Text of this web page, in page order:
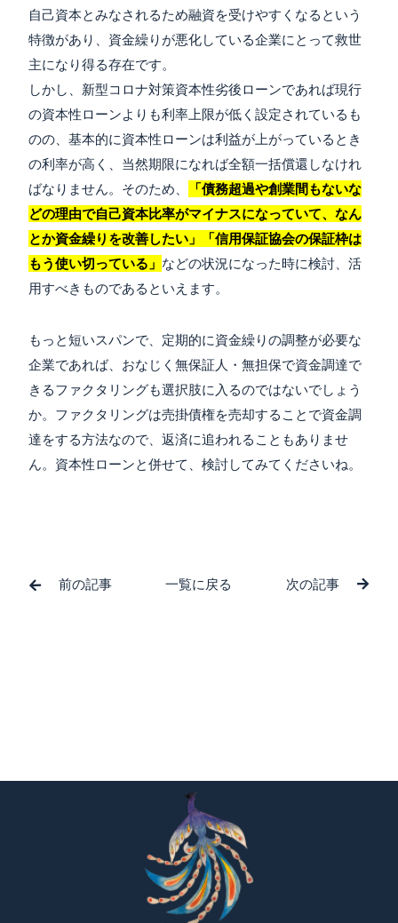
自己資本とみなされるため融資を受けやすくなるという
特徴があり、資金繰りが悪化している企業にとって救世
主になり得る存在です。
しかし、新型コロナ対策資本性劣後ローンであれば現行
の資本性ローンよりも利率上限が低く設定されているも
のの、基本的に資本性ローンは利益が上がっているとき
の利率が高く、当然期限になれば全額一括償還しなけれ
ばなりません。そのため、
「債務超過や創業間もないな
どの理由で自己資本比率がマイナスになっていて、なん
とか資金繰りを改善したい」「信用保証協会の保証枠は
もう使い切っている」 などの状況になった時に検討、活
用すべきものであるといえます。
もっと短いスパンで、定期的に資金繰りの調整が必要な
企業であれば、おなじく無保証人・無担保で資金調達で
きるファクタリングも選択肢に入るのではないでしょう
か。ファクタリングは売掛債権を売却することで資金調
達をする方法なので、返済に追われることもありませ
ん。資本性ローンと併せて、検討してみてくださいね。
前の記事 一覧に戻る 次の記事